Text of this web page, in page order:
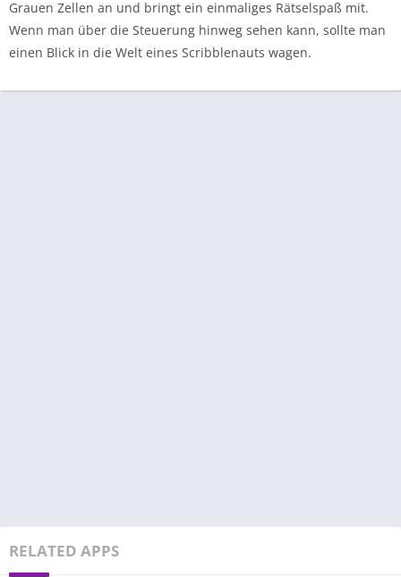
Grauen Zellen an und bringt ein einmaliges Rätselspaß mit.
Wenn man über die Steuerung hinweg sehen kann, sollte man
einen Blick in die Welt eines Scribblenauts wagen.
RELATED APPS